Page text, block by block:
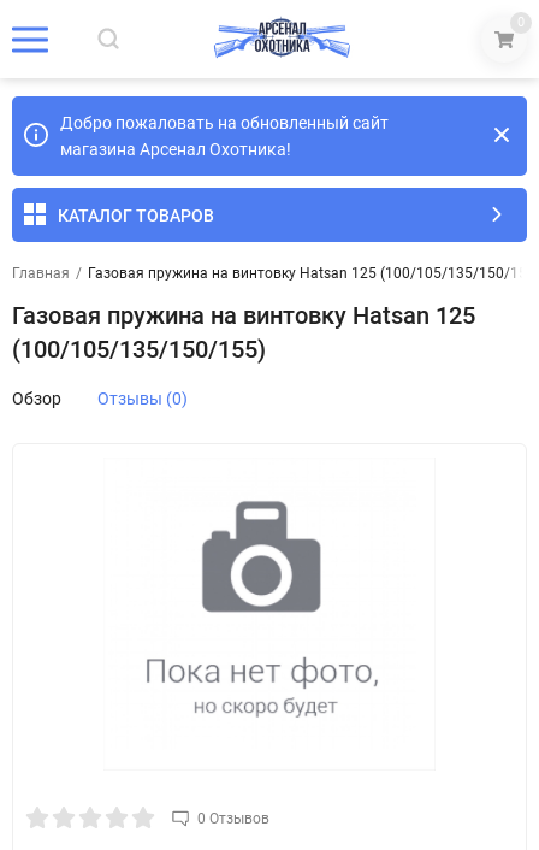
0
Добро пожаловать на обновленный сайт
магазина Арсенал Охотника!
КАТАЛОГ ТОВАРОВ
Главная / Газовая пружина на винтовку Hatsan 125 (100/105/135/150/155)
Газовая пружина на винтовку Hatsan 125
(100/105/135/150/155)
Обзор Отзывы (0)
0 Отзывов